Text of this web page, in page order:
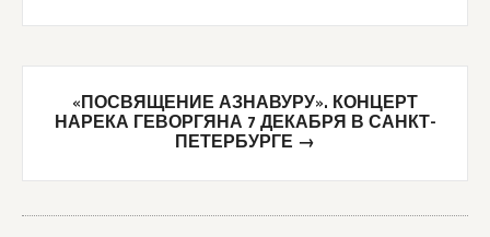
«ПОСВЯЩЕНИЕ АЗНАВУРУ». КОНЦЕРТ
НАРЕКА ГЕВОРГЯНА 7 ДЕКАБРЯ В САНКТ-
ПЕТЕРБУРГЕ →